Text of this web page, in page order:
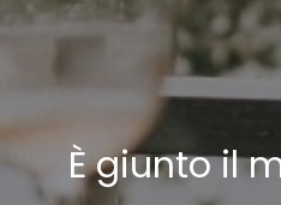
È giunto il